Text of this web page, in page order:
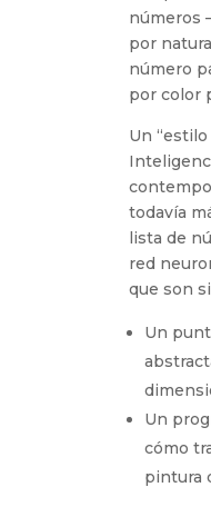
números
por
número
por color
Un
todavía
lista de
red
que son
Un
Un
cómo
pintura